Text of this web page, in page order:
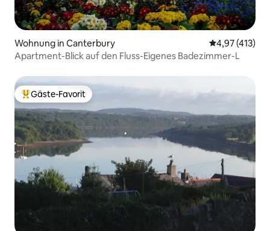
Wohnung in Canterbury
4,97 (413)
Apartment-Blick auf den Fluss-Eigenes Badezimmer-L
Beliebter Gäste-Favorit.
Gäste-Favorit